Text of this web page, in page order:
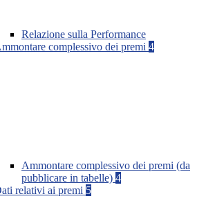
Relazione sulla Performance
complessivo dei premi 4
Ammontare complessivo dei premi (da
pubblicare in tabelle) 4
relativi ai premi 5